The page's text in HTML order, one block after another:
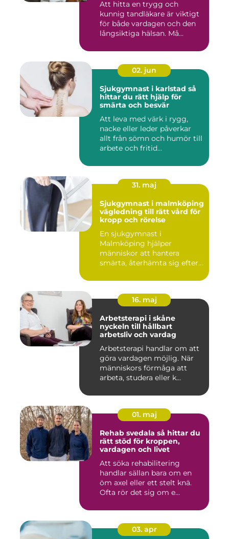
Att hitta en trygg och
kunnig tandläkare är viktigt
för både vardagen och den
långsiktiga hälsan. Må...
02. jun
Sjukgymnast i karlstad så
hittar du rätt hjälp för
smärta och besvär
Att leva med värk i rygg,
nacke eller leder påverkar
allt från sömn och humör till
arbete och fritid...
31. maj
Sjukgymnast i malmköping
vägledning till rätt vård för
kropp och rörelse
En sjukgymnast i
Malmköping hjälper
människor att hantera
smärta, återhämta sig efter
16. maj
Arbetsterapi i skåne
nyckeln till hållbart
arbetsliv och vardag
Arbetsterapi handlar om att
göra vardagen möjlig. När
människors förmåga att
arbeta, studera eller k...
01. maj
Rehab svedala så hittar du
rätt stöd för kroppen,
vardagen och livet
Att söka rehabilitering
handlar sällan bara om en
öm axel eller ett stelt knä.
Ofta rör det sig om e...
03. apr